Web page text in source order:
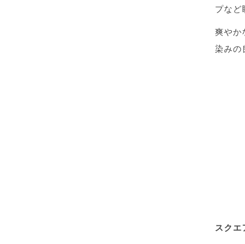
プなど
爽やか
染みの
スクエ